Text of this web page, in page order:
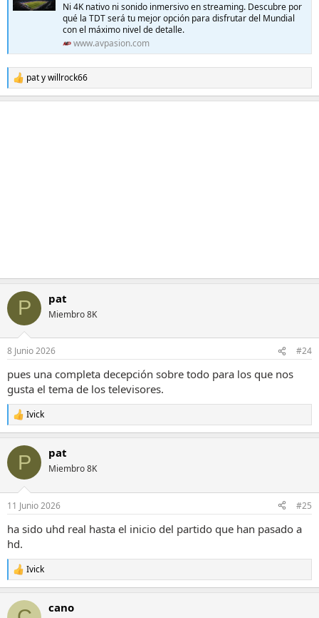
Ni 4K nativo ni sonido inmersivo en streaming. Descubre por
qué la TDT será tu mejor opción para disfrutar del Mundial
con el máximo nivel de detalle.
www.avpasion.com
R
e
a
patywillrock66
P pat
Miembro 8K
8 Junio 2026 #24
pues una completa decepción sobre todo para los que nos
gusta el tema de los televisores.
R
e
c
i
e
:
Ivick
P pat
Miembro 8K
11 Junio 2026 #25
ha sido uhd real hasta el inicio del partido que han pasado a
hd.
R
e
c
Ivick
cano